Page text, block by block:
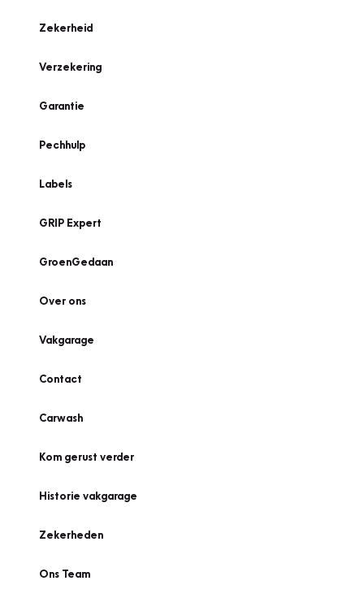
Zekerheid
Verzekering
Garantie
Pechhulp
Labels
GRIP Expert
GroenGedaan
Over ons
Vakgarage
Contact
Carwash
Kom gerust verder
Historie vakgarage
Zekerheden
Ons Team